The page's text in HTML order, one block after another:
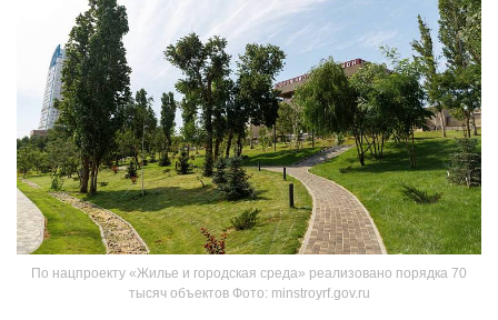
По нацпроекту «Жилье и городская среда» реализовано порядка 70
тысяч объектов Фото: minstroyrf.gov.ru